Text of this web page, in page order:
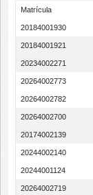
Matrícula
20184001930
20184001921
20234002271
20264002773
20264002782
20264002700
20174002139
20244002140
20244001124
20264002719